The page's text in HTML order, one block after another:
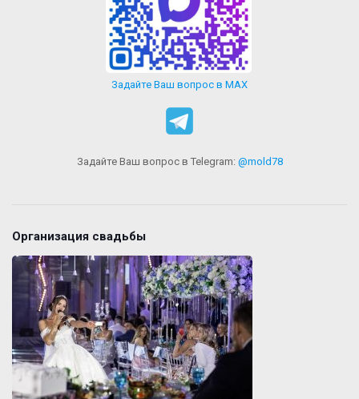
Задайте Ваш вопрос в MAX
Задайте Ваш вопрос в Telegram: @mold78
Организация свадьбы